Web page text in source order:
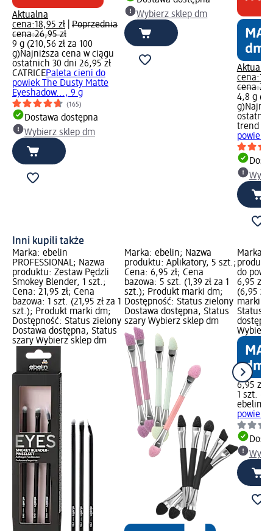
Aktualna
cena:18,95 zł
Poprzednia
cena:26,95 zł
9 g (210,56 zł za 100
g)Najniższa cena w ciągu
ostatnich 30 dni 26,95 zł
CATRICEPaleta cieni do
powiek The Dusty Matte
Eyeshadow..., 9 g
(165)
Dostawa dostępna
Wybierz sklep dm
Wybierz sklep dm
Aktualna
cena:
cena:
4,8 g
g)
trend !t
powiek
Inni kupili także
Marka: ebelin
PROFESSIONAL; Nazwa
produktu: Zestaw Pędzli
Smokey Blender, 1 szt.;
Cena: 21,95 zł; Cena
bazowa: 1 szt. (21,95 zł za 1
szt.); Produkt marki dm;
Dostępność: Status zielony
Dostawa dostępna, Status
szary Wybierz sklep dm
Marka: ebelin; Nazwa
produktu: Aplikatory, 5 szt.;
Cena: 6,95 zł; Cena
bazowa: 5 szt. (1,39 zł za 1
szt.); Produkt marki dm;
Dostępność: Status zielony
Dostawa dostępna, Status
szary Wybierz sklep dm
Marka:
do
6,95 zł;
(6,95 zł
marki
Status
Wybierz
6,95 zł
1 szt.
ebelin
powiek,